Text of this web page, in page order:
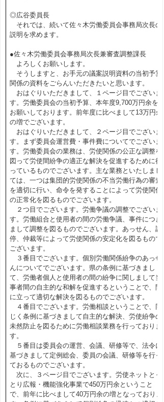
◎広谷委員長
それでは、続いて佐々木労働委員会事務局次長の
説明を求めます。
●佐々木労働委員会事務局次長兼審査調整課長
よろしくお願いします。
そうしますと、お手元の議案説明資料の当初予算
関係の資料をごらんいただきたいと思います。
おはぐりいただきまして、１ページ目でございま
す。労働委員会の当初予算、本年度9,700万円余を
お願いしております。前年度に比べまして13万円余
の増でございます。
おはぐりいただきまして、２ページ目でございま
す。まず委員会運営費・事件費についてでございま
す。労働委員会の業務は、労使関係の公正な調整を
図って労使間紛争の適正な解決を促進するために行
っているものでございます。主な業務といたしまし
ては、一つは集団的労使関係の不当労働行為の審査
を適切に行い、命令を発することによって労使関係
の正常化を図るものでございます。
２つ目でございます。労働争議の調整でございま
す。労働組合と使用者の間の労働争議、事件につき
まして調整を図るものでございます。あっせん、調
停、仲裁等によって労使関係の安定化を図るもので
ございます。
３番目でございます。個別労働関係紛争のあっせ
んについてでございます。県の条例に基づきまし
て、労働者個人と使用者の間の紛争に関しまして当
事者間の自主的な和解を促進するということで、間
に立って適切な解決を図るものでございます。
４番目でございます。労働相談ということで、同
じく条例に基づきまして自主的な解決、労使紛争の
未然防止を図るために労働相談業務を行っておりま
す。
５番目は委員会の運営、会議、研修等で、法令に
基づきまして定例総会、委員の会議、研修等を行っ
ておるものでございます。
次に、３ページ目でございます。労使ネットとっ
とり広報・機能強化事業で450万円余ということ
で、前年に比べまして40万円余の増となっておりま